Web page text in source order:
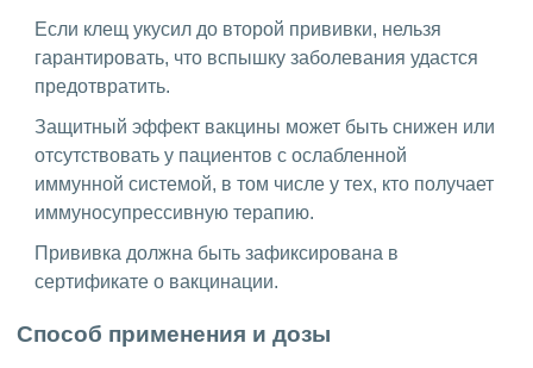
Если клещ укусил до второй прививки, нельзя
гарантировать, что вспышку заболевания удастся
предотвратить.
Защитный эффект вакцины может быть снижен или
отсутствовать у пациентов с ослабленной
иммунной системой, в том числе у тех, кто получает
иммуносупрессивную терапию.
Прививка должна быть зафиксирована в
сертификате о вакцинации.
Способ применения и дозы